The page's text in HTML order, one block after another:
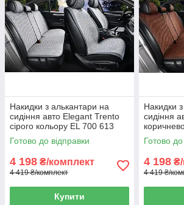
Накидки з алькантари на
сидіння авто Elegant Trento
сірого кольору EL 700 613
Готово до відправки
4 198 ₴/комплект
4 419 ₴/комплект
Купити
Накидки
сидіння
615
Готово до
4 198 ₴/
4 419 ₴/